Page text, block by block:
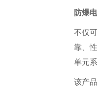
防爆
不仅
靠、
单元
该产